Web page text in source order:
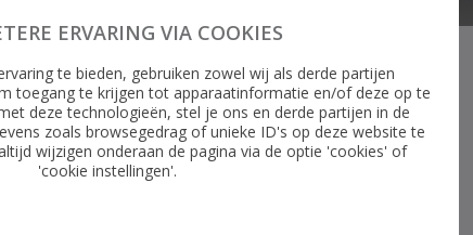
ERVARING VIA COOKIES
te bieden, gebruiken zowel wij als derde partijen
toegang te krijgen tot apparaatinformatie en/of deze op te
deze technologieën, stel je ons en derde partijen in de
zoals browsegedrag of unieke ID's op deze website te
wijzigen onderaan de pagina via de optie 'cookies' of
'cookie instellingen'.